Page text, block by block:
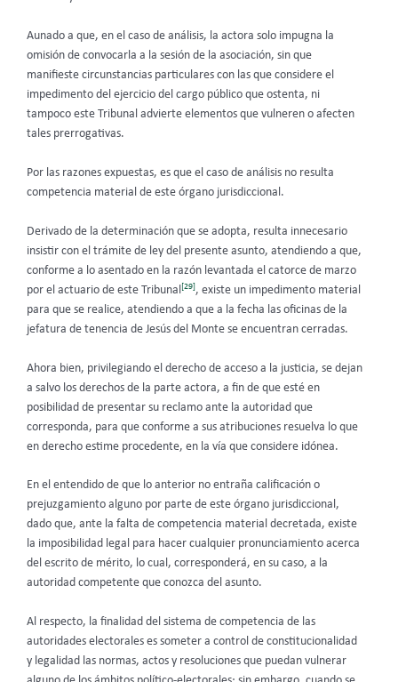
Aunado a que, en el caso de análisis, la actora solo impugna la
omisión de convocarla a la sesión de la asociación, sin que
manifieste circunstancias particulares con las que considere el
impedimento del ejercicio del cargo público que ostenta, ni
tampoco este Tribunal advierte elementos que vulneren o afecten
tales prerrogativas.
Por las razones expuestas, es que el caso de análisis no resulta
competencia material de este órgano jurisdiccional.
Derivado de la determinación que se adopta, resulta innecesario
insistir con el trámite de ley del presente asunto, atendiendo a que,
conforme a lo asentado en la razón levantada el catorce de marzo
por el actuario de este Tribunal [29], existe un impedimento material
para que se realice, atendiendo a que a la fecha las oficinas de la
jefatura de tenencia de Jesús del Monte se encuentran cerradas.
Ahora bien, privilegiando el derecho de acceso a la justicia, se dejan
a salvo los derechos de la parte actora, a fin de que esté en
posibilidad de presentar su reclamo ante la autoridad que
corresponda, para que conforme a sus atribuciones resuelva lo que
en derecho estime procedente, en la vía que considere idónea.
En el entendido de que lo anterior no entraña calificación o
prejuzgamiento alguno por parte de este órgano jurisdiccional,
dado que, ante la falta de competencia material decretada, existe
la imposibilidad legal para hacer cualquier pronunciamiento acerca
del escrito de mérito, lo cual, corresponderá, en su caso, a la
autoridad competente que conozca del asunto.
Al respecto, la finalidad del sistema de competencia de las
autoridades electorales es someter a control de constitucionalidad
y legalidad las normas, actos y resoluciones que puedan vulnerar